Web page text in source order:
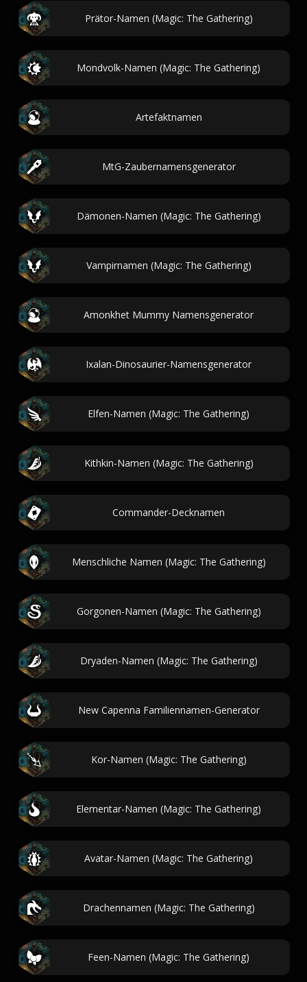
Prätor-Namen (Magic: The Gathering)
Mondvolk-Namen (Magic: The Gathering)
Artefaktnamen
MtG-Zaubernamensgenerator
Dämonen-Namen (Magic: The Gathering)
Vampirnamen (Magic: The Gathering)
Amonkhet Mummy Namensgenerator
Ixalan-Dinosaurier-Namensgenerator
Elfen-Namen (Magic: The Gathering)
Kithkin-Namen (Magic: The Gathering)
Commander-Decknamen
Menschliche Namen (Magic: The Gathering)
Gorgonen-Namen (Magic: The Gathering)
Dryaden-Namen (Magic: The Gathering)
New Capenna Familiennamen-Generator
Kor-Namen (Magic: The Gathering)
Elementar-Namen (Magic: The Gathering)
Avatar-Namen (Magic: The Gathering)
Drachennamen (Magic: The Gathering)
Feen-Namen (Magic: The Gathering)